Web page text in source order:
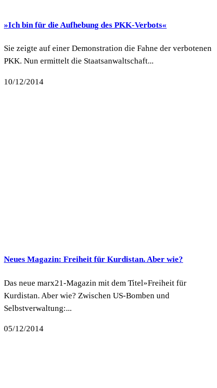
»Ich bin für die Aufhebung des PKK-Verbots«
Sie zeigte auf einer Demonstration die Fahne der verbotenen
PKK. Nun ermittelt die Staatsanwaltschaft...
10/12/2014
Neues Magazin: Freiheit für Kurdistan. Aber wie?
Das neue marx21-Magazin mit dem Titel»Freiheit für
Kurdistan. Aber wie? Zwischen US-Bomben und
Selbstverwaltung:...
05/12/2014